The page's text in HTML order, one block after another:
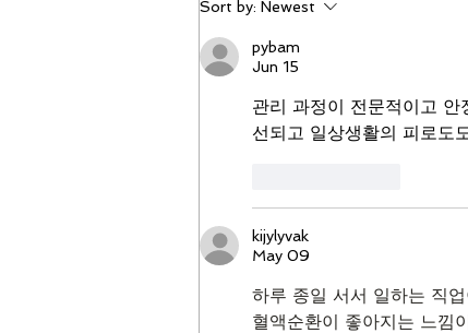
Sort by: Newest
pybam
Jun 15
관리 과정이 전문적이고
선되고 일상생활의 피로도
kijylyvak
May 09
하루 종일 서서 일하는 직
혈액순환이 좋아지는 느낌